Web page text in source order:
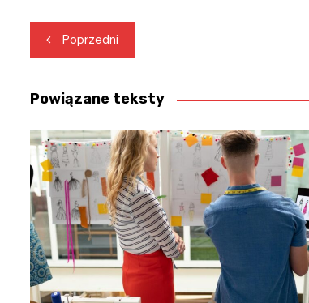
Nawigacja
wpisu
Poprzedni
Powiązane teksty